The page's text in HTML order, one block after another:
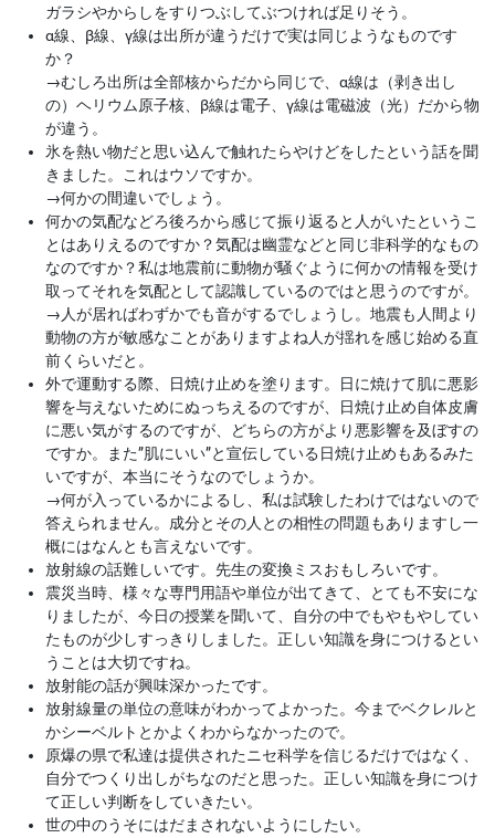
ガラシやからしをすりつぶしてぶつければ足りそう。
α線、β線、γ線は出所が違うだけで実は同じようなものです
か？
→むしろ出所は全部核からだから同じで、α線は（剥き出し
の）ヘリウム原子核、β線は電子、γ線は電磁波（光）だから物
が違う。
氷を熱い物だと思い込んで触れたらやけどをしたという話を聞
きました。これはウソですか。
→何かの間違いでしょう。
何かの気配などろ後ろから感じて振り返ると人がいたというこ
とはありえるのですか？気配は幽霊などと同じ非科学的なもの
なのですか？私は地震前に動物が騒ぐように何かの情報を受け
取ってそれを気配として認識しているのではと思うのですが。
→ 人が居ればわずかでも音がするでしょうし。地震も人間より
動物の方が敏感なことがありますよね人が揺れを感じ始める直
前くらいだと。
外で運動する際、日焼け止めを塗ります。日に焼けて肌に悪影
響を与えないためにぬっちえるのですが、日焼け止め自体皮膚
に悪い気がするのですが、どちらの方がより悪影響を及ぼすの
ですか。また”肌にいい”と宣伝している日焼け止めもあるみた
いですが、本当にそうなのでしょうか。
→何が入っているかによるし、私は試験したわけではないので
答えられません。成分とその人との相性の問題もありますし一
概にはなんとも言えないです。
放射線の話難しいです。先生の変換ミスおもしろいです。
震災当時、様々な専門用語や単位が出てきて、とても不安にな
りましたが、今日の授業を聞いて、自分の中でもやもやしてい
たものが少しすっきりしました。正しい知識を身につけるとい
うことは大切ですね。
放射能の話が興味深かったです。
放射線量の単位の意味がわかってよかった。今までベクレルと
かシーベルトとかよくわからなかったので。
原爆の県で私達は提供されたニセ科学を信じるだけではなく、
自分でつくり出しがちなのだと思った。正しい知識を身につけ
て正しい判断をしていきたい。
世の中のうそにはだまされないようにしたい。